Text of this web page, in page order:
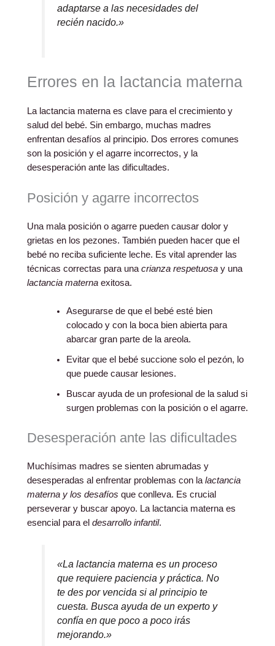
adaptarse a las necesidades del
recién nacido.»
Errores en la lactancia materna
La lactancia materna es clave para el crecimiento y
salud del bebé. Sin embargo, muchas madres
enfrentan desafíos al principio. Dos errores comunes
son la posición y el agarre incorrectos, y la
desesperación ante las dificultades.
Posición y agarre incorrectos
Una mala posición o agarre pueden causar dolor y
grietas en los pezones. También pueden hacer que el
bebé no reciba suficiente leche. Es vital aprender las
técnicas correctas para una crianza respetuosa y una
lactancia materna exitosa.
Asegurarse de que el bebé esté bien
colocado y con la boca bien abierta para
abarcar gran parte de la areola.
Evitar que el bebé succione solo el pezón, lo
que puede causar lesiones.
Buscar ayuda de un profesional de la salud si
surgen problemas con la posición o el agarre.
Desesperación ante las dificultades
Muchísimas madres se sienten abrumadas y
desesperadas al enfrentar problemas con lalactancia
materna y los desafíos que conlleva. Es crucial
perseverar y buscar apoyo. La lactancia materna es
esencial para el desarrollo infantil.
«La lactancia materna es un proceso
que requiere paciencia y práctica. No
te des por vencida si al principio te
cuesta. Busca ayuda de un experto y
confía en que poco a poco irás
mejorando.»